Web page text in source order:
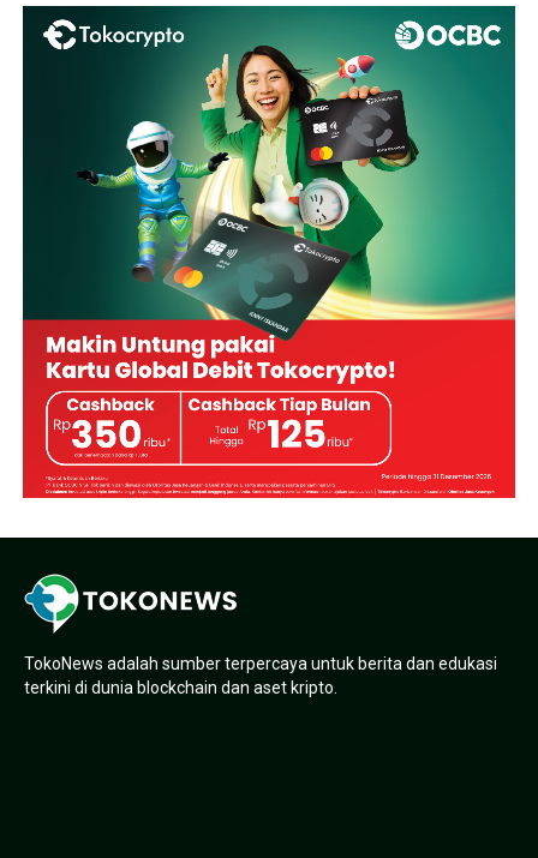
TokoNews adalah sumber terpercaya untuk berita dan edukasi
terkini di dunia blockchain dan aset kripto.